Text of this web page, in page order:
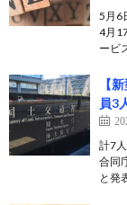
5月6
4月
ービ
【
員3
計7
合同
と発